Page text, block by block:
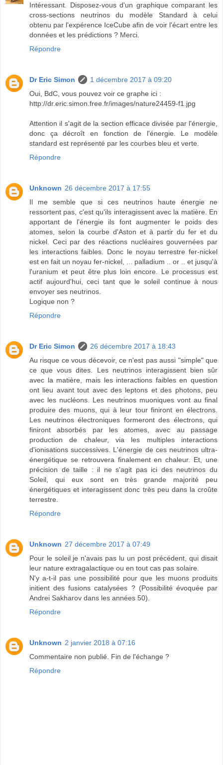
Intéressant. Disposez-vous d'un graphique comparant les
cross-sections neutrinos du modèle Standard à celui
obtenu par l'expérence IceCube afin de voir l'écart entre les
données et les prédictions ? Merci.
Répondre
Dr Eric Simon
1 décembre 2017 à 09:20
Oui, BdC, vous pouvez voir ce graphe ici :
http://dr.eric.simon.free.fr/images/nature24459-f1.jpg
Attention il s'agit de la section efficace divisée par l'énergie,
donc ça décroît en fonction de l'énergie. Le modèle
standard est représenté par les courbes bleu et verte.
Répondre
Unknown 26 décembre 2017 à 17:55
Il me semble que si ces neutrinos haute énergie ne
ressortent pas, c'est qu'ils interagissent avec la matière. En
apportant de l'énergie ils font augmenter le poids des
atomes, selon la courbe d'Aston et à partir du fer et du
nickel. Ceci par des réactions nucléaires gouvernées par
les interactions faibles. Donc le noyau terrestre fer-nickel
est en fait un noyau fer-nickel, ... palladium .. or .. et jusqu'à
l'uranium et peut être plus loin encore. Le processus est
actif aujourd'hui, ceci tant que le soleil continue à nous
envoyer ses neutrinos.
Logique non ?
Répondre
Dr Eric Simon
26 décembre 2017 à 18:43
Au risque ce vous décevoir, ce n'est pas aussi "simple" que
ce que vous dites. Les neutrinos interagissent bien sûr
avec la matière, mais les interactions faibles en question
ont lieu avant tout avec des leptons et des photons, peu
avec les nucléons. Les neutrinos muoniques vont au final
produire des muons, qui à leur tour finiront en électrons.
Les neutrinos électroniques formeront des électrons, qui
finiront absorbés par les atomes, avec au passage
production de chaleur, via les multiples interactions
d'ionisations successives. L'énergie de ces neutrinos ultra-
énergétique se retrouvera finalement en chaleur. Et, une
précision de taille : il ne s'agit pas ici des neutrinos du
Soleil, qui eux sont en très grande majorité peu
énergétiques et interagissent donc très peu dans la croûte
terrestre.
Répondre
Unknown 27 décembre 2017 à 07:49
Pour le soleil je n'avais pas lu un post précédent, qui disait
leur nature extragalactique ou en tout cas pas solaire.
N'y a-t-il pas une possibilité pour que les muons produits
initient des fusions catalysées ? (Possibilité évoquée par
Andrei Sakharov dans les années 50).
Répondre
Unknown 2 janvier 2018 à 07:16
Commentaire non publié. Fin de l'échange ?
Répondre